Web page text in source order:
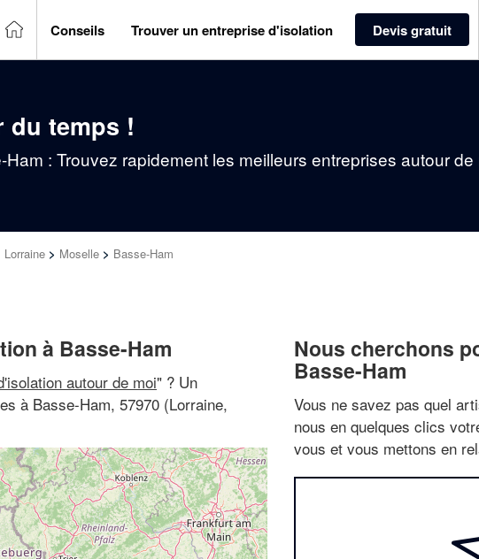
Conseils Trouver un entreprise d'isolation Devis gratuit
du temps !
: Trouvez rapidement les meilleurs entreprises autour de
Lorraine > Moselle > Basse-Ham
à Basse-Ham
autour de moi" ? Un
à Basse-Ham, 57970 (Lorraine,
Nous cherchons
Basse-Ham
Vous ne savez pas quel
nous en quelques clics
vous et vous mettons en